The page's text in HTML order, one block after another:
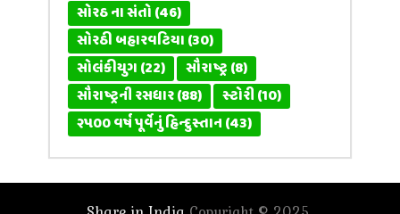
સોરઠ ના સંતો(46)
સોરઠી બહારવટિયા(30)
સોલંકીયુગ(22) સૌરાષ્ટ્ર(8)
સૌરાષ્ટ્રની રસધાર(88) સ્ટોરી(10)
૨૫૦૦ વર્ષ પૂર્વેનું હિન્દુસ્તાન(43)